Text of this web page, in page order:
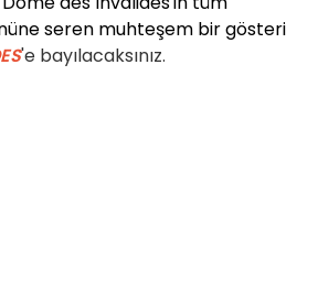
seren muhteşem bir gösteri
'e bayılacaksınız.